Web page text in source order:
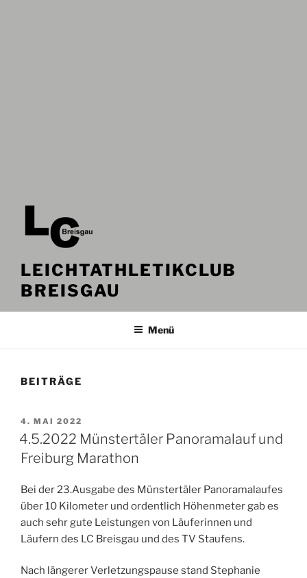
LEICHTATHLETIKCLUB
BREISGAU
Menü
BEITRÄGE
VERÖFFENTLICHT
AM
4. MAI 2022
4.5.2022 Münstertäler Panoramalauf und
Freiburg Marathon
Bei der 23.Ausgabe des Münstertäler Panoramalaufes
über 10 Kilometer und ordentlich Höhenmeter gab es
auch sehr gute Leistungen von Läuferinnen und
Läufern des LC Breisgau und des TV Staufens.
Nach längerer Verletzungspause stand Stephanie